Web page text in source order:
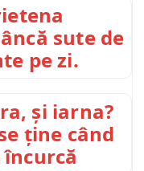
sute de
pe zi.
și iarna?
ține când